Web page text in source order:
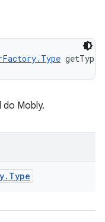
Mobly.
. Type